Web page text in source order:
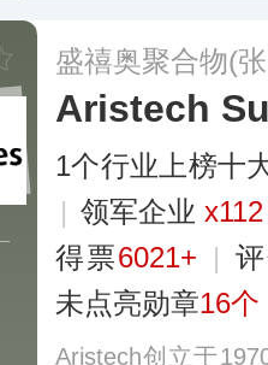
盛禧奥聚合物(
Aristech
1个行业上榜十
| 领军企业 x112
得票6021+ |
未点亮勋章16个
Aristech创立于